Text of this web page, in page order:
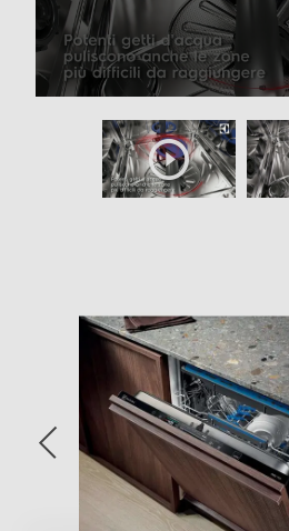
Indicazione tempo residuo
Indicazione fine lavaggio
Indicazione fine lavaggio
Auto-riconoscimento carico
Sensore torbidità acqua